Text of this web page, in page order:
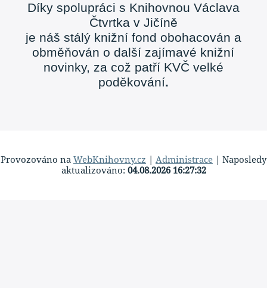
Díky spolupráci s Knihovnou Václava
Čtvrtka v Jičíně
je náš stálý knižní fond obohacován a
obměňován o další zajímavé knižní
novinky, za což patří KVČ velké
poděkování.
Provozováno na WebKnihovny.cz Administrace | Naposledy
aktualizováno: 04.08.2026 16:27:32